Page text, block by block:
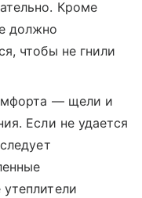
Кроме
должно
чтобы не гнили
— щели и
Если не удается